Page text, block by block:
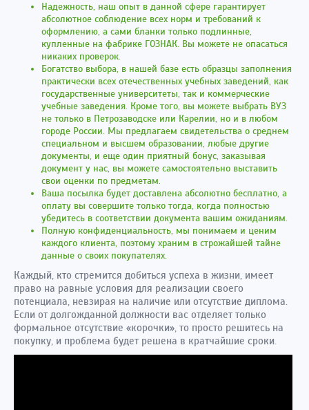
Надежность, наш опыт в данной сфере гарантирует
абсолютное соблюдение всех норм и требований к
оформлению, а сами бланки только подлинные,
купленные на фабрике ГОЗНАК. Вы можете не опасаться
никаких проверок.
Богатство выбора, в нашей базе есть образцы заполнения
практически всех отечественных учебных заведений, как
государственные университеты, так и коммерческие
учебные заведения. Кроме того, вы можете выбрать ВУЗ
не только в Петрозаводске или Карелии, но и в любом
городе России. Мы предлагаем свидетельства о среднем
специальном и высшем образовании, любые другие
документы, и еще один приятный бонус, заказывая
документ у нас, вы можете самостоятельно выставить
свои оценки по предметам.
Ваша посылка будет доставлена абсолютно бесплатно, а
оплату вы совершите только тогда, когда полностью
убедитесь в соответствии документа вашим ожиданиям.
Полную конфиденциальность, мы понимаем и ценим
каждого клиента, поэтому храним в строжайшей тайне
данные о своих покупателях.
Каждый, кто стремится добиться успеха в жизни, имеет
право на равные условия для реализации своего
потенциала, невзирая на наличие или отсутствие диплома.
Если от долгожданной должности вас отделяет только
формальное отсутствие «корочки», то просто решитесь на
покупку, и проблема будет решена в кратчайшие сроки.